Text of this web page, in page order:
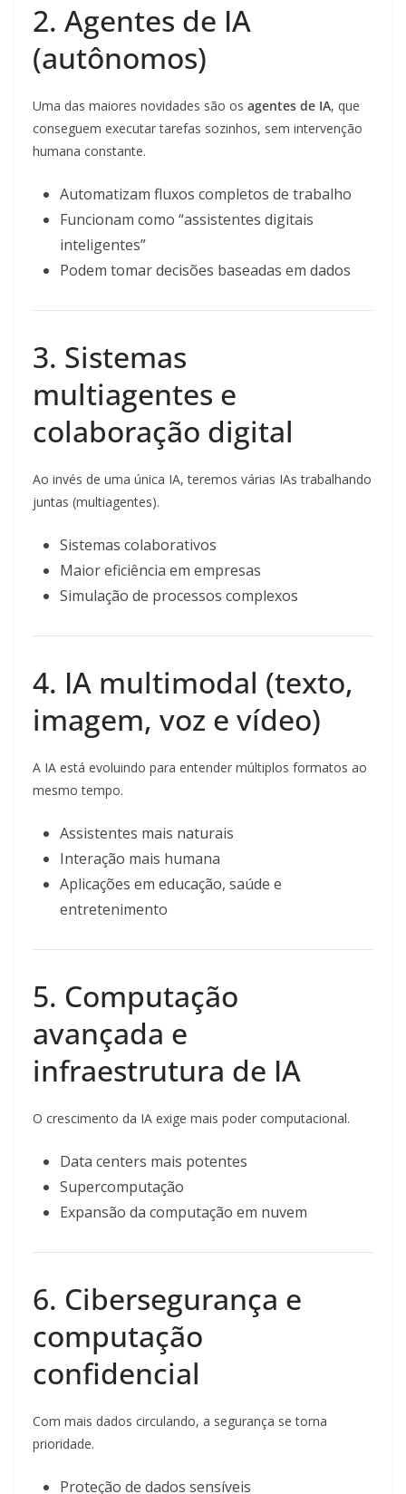
2. Agentes de IA
(autônomos)
Uma das maiores novidades são os agentes de IA, que
conseguem executar tarefas sozinhos, sem intervenção
humana constante.
Automatizam fluxos completos de trabalho
Funcionam como “assistentes digitais
inteligentes”
Podem tomar decisões baseadas em dados
3. Sistemas
multiagentes e
colaboração digital
Ao invés de uma única IA, teremos várias IAs trabalhando
juntas (multiagentes).
Sistemas colaborativos
Maior eficiência em empresas
Simulação de processos complexos
4. IA multimodal (texto,
imagem, voz e vídeo)
A IA está evoluindo para entender múltiplos formatos ao
mesmo tempo.
Assistentes mais naturais
Interação mais humana
Aplicações em educação, saúde e
entretenimento
5. Computação
avançada e
infraestrutura de IA
O crescimento da IA exige mais poder computacional.
Data centers mais potentes
Supercomputação
Expansão da computação em nuvem
6. Cibersegurança e
computação
confidencial
Com mais dados circulando, a segurança se torna
prioridade.
Proteção de dados sensíveis